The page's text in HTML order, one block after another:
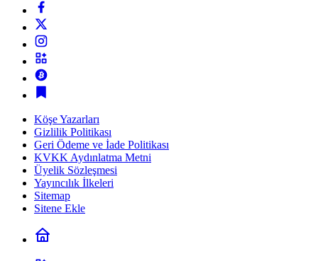
Köşe Yazarları
Gizlilik Politikası
Geri Ödeme ve İade Politikası
KVKK Aydınlatma Metni
Üyelik Sözleşmesi
Yayıncılık İlkeleri
Sitemap
Sitene Ekle